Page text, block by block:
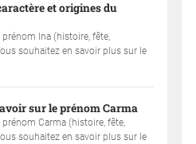
et origines du
Ina (histoire, fête,
souhaitez en savoir plus sur le
sur le prénom Carma
Carma (histoire, fête,
souhaitez en savoir plus sur le